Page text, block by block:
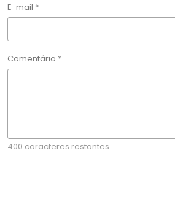
E-mail *
Comentário *
400 caracteres restantes.